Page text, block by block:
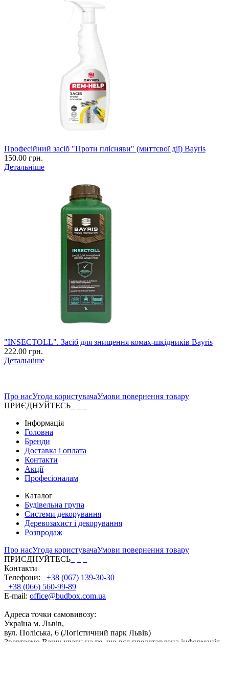
Професійний засіб "Проти плісняви" (миттєвої дії) Bayris
150.00 грн.
Детальніше
"INSECTOLL". Засіб для знищення комах-шкідників Bayris
222.00 грн.
Детальніше
Про насУгода користувачаУмови повернення товару
ПРИЄДНУЙТЕСЬ
Інформація
Головна
Бренди
Доставка і оплата
Контакти
Акції
Професіоналам
Каталог
Будівельна група
Системи декорування
Деревозахист і декорування
Розпродаж
Про насУгода користувачаУмови повернення товару
ПРИЄДНУЙТЕСЬ
Контакти
Телефони:
+38 (067) 139-30-30
+38 (066) 560-99-89
E-mail: office@budbox.com.ua
Адреса точки самовивозу:
Україна м. Львів,
вул. Поліська, 6 (Логістичний парк Львів)
Звертаємо Вашу увагу на те, що вся представлена інформація,